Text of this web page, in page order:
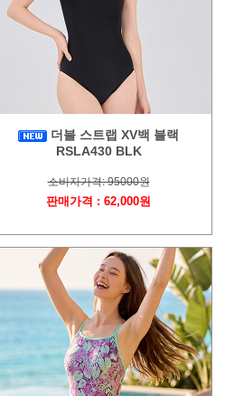
더블 스트랩 XV백 블랙
RSLA430 BLK
소비자가격: 95000원
판매가격 : 62,000원